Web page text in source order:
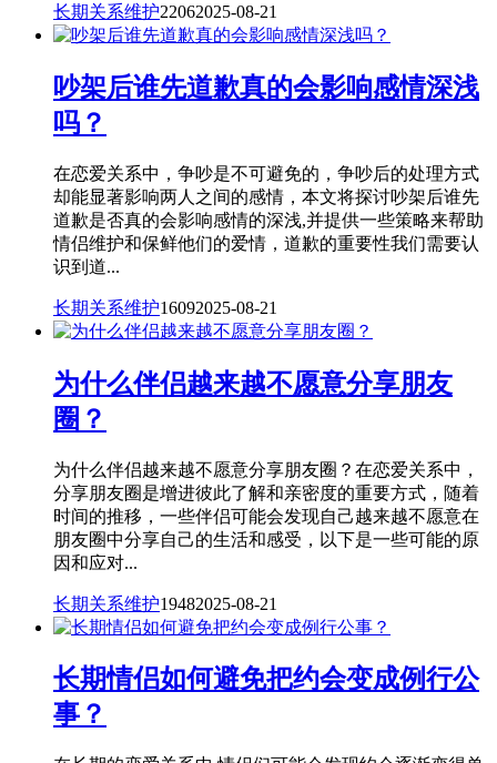
长期关系维护22062025-08-21
吵架后谁先道歉真的会影响感情深浅
吗？
在恋爱关系中，争吵是不可避免的，争吵后的处理方式
却能显著影响两人之间的感情，本文将探讨吵架后谁先
道歉是否真的会影响感情的深浅,并提供一些策略来帮助
情侣维护和保鲜他们的爱情，道歉的重要性我们需要认
识到道...
长期关系维护16092025-08-21
为什么伴侣越来越不愿意分享朋友
圈？
为什么伴侣越来越不愿意分享朋友圈？在恋爱关系中，
分享朋友圈是增进彼此了解和亲密度的重要方式，随着
时间的推移，一些伴侣可能会发现自己越来越不愿意在
朋友圈中分享自己的生活和感受，以下是一些可能的原
因和应对...
长期关系维护19482025-08-21
长期情侣如何避免把约会变成例行公
事？